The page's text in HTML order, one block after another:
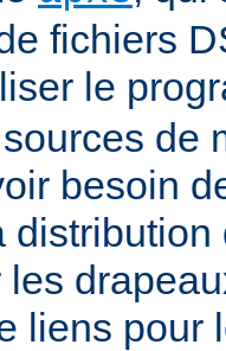
fichiers
le
de
besoin
liens pour